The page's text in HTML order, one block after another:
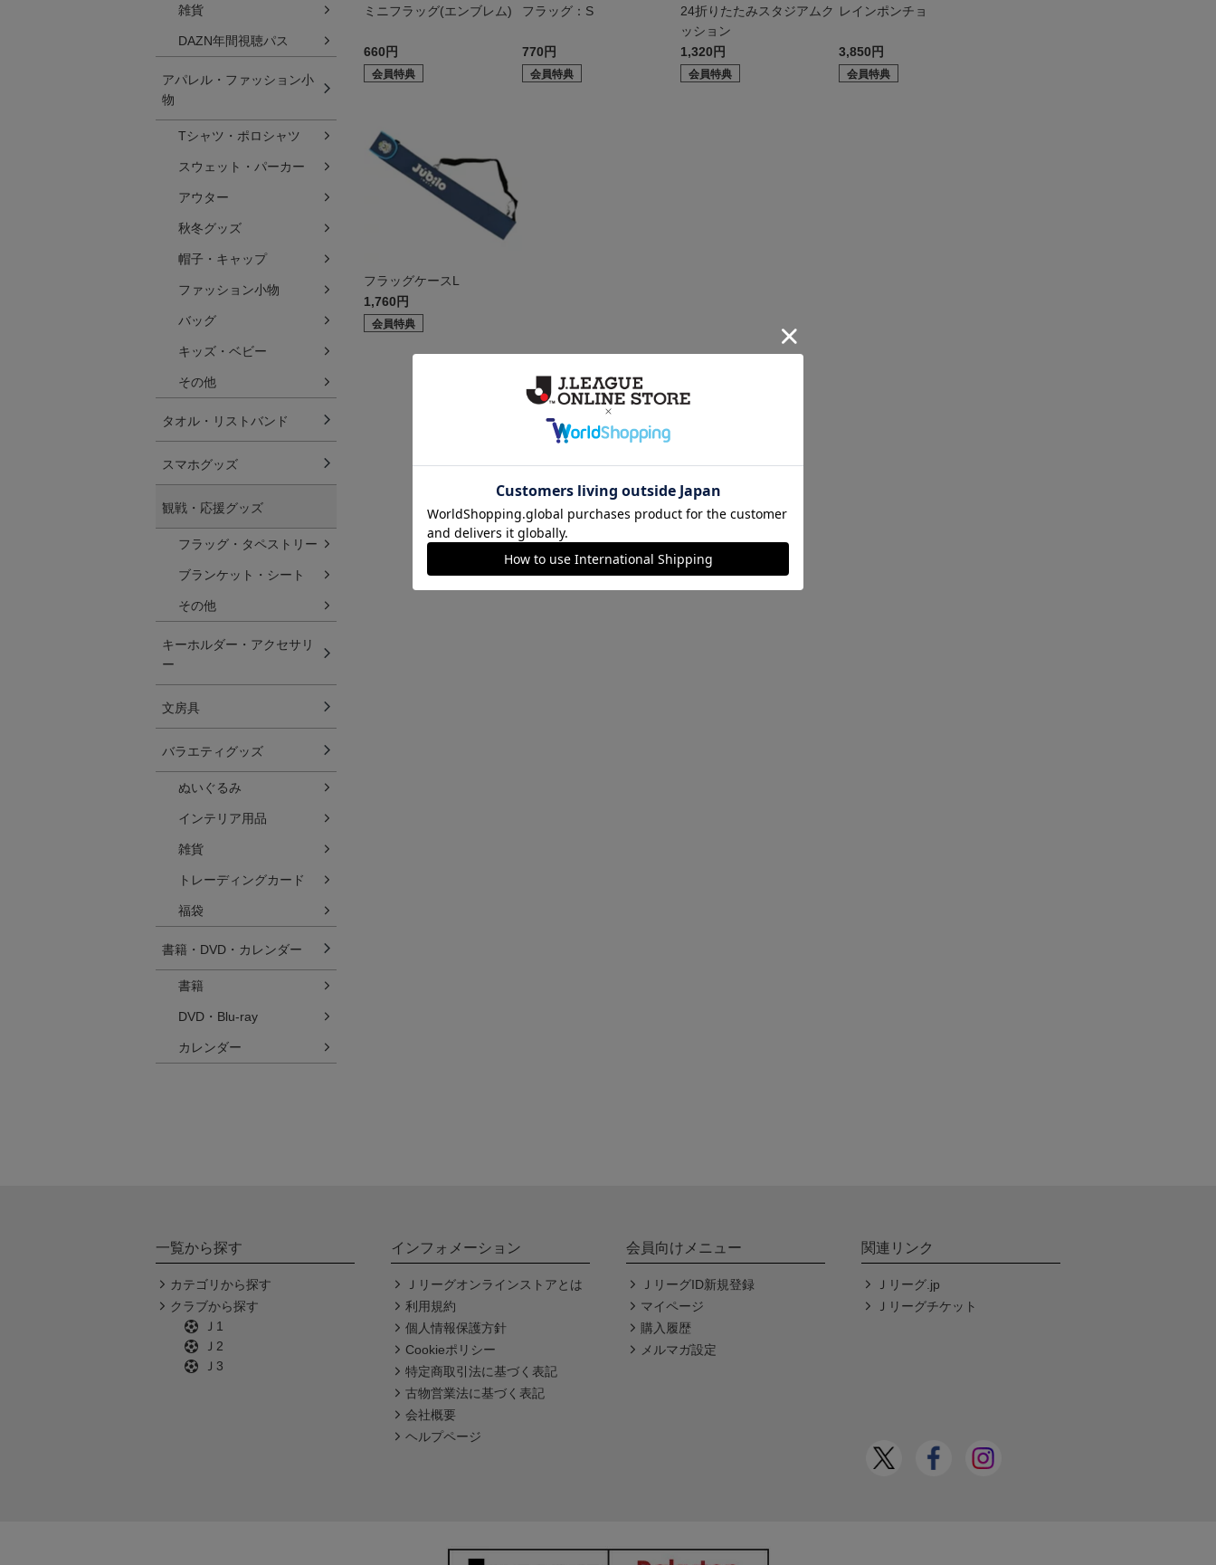
ミニフラッグ(エンブレム)
660円
会員特典
フラッグ：S
770円
会員特典
24折りたたみスタジアムク
ッション
1,320円
会員特典
レインポンチョ
3,850円
会員特典
フラッグケースL
1,760円
会員特典
雑貨
DAZN年間視聴パス
アパレル・ファッション小
物
Tシャツ・ポロシャツ
スウェット・パーカー
アウター
秋冬グッズ
帽子・キャップ
ファッション小物
バッグ
キッズ・ベビー
その他
タオル・リストバンド
スマホグッズ
観戦・応援グッズ
フラッグ・タペストリー
ブランケット・シート
その他
キーホルダー・アクセサリ
ー
文房具
バラエティグッズ
ぬいぐるみ
インテリア用品
雑貨
トレーディングカード
福袋
書籍・DVD・カレンダー
書籍
DVD・Blu-ray
カレンダー
一覧から探す
カテゴリから探す
クラブから探す
Ｊ1
Ｊ2
Ｊ3
インフォメーション
Ｊリーグオンラインストアとは
利用規約
個人情報保護方針
Cookieポリシー
特定商取引法に基づく表記
古物営業法に基づく表記
会社概要
ヘルプページ
会員向けメニュー
ＪリーグID新規登録
マイページ
購入履歴
メルマガ設定
関連リンク
Ｊリーグ.jp
Ｊリーグチケット